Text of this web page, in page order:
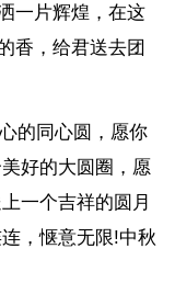
一片辉煌，在这
香，给君送去团
的同心圆，愿你
好的大圆圈，愿
一个吉祥的圆月
，惬意无限!中秋